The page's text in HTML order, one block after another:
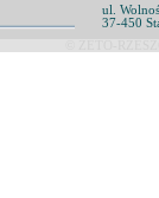
ul.
37-450